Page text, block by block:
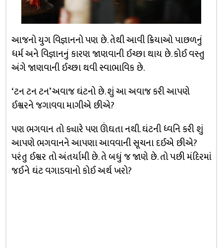
આજનો યુગ વિજ્ઞાનનો પણ છે. તેથી આવી ક્રિયાઓ પાછળનું
ધર્મ અને વિજ્ઞાનનું કારણ જાણવાની ઈચ્છા થાય છે. કોઈ વસ્તુ
અંગે જાણવાની ઈચ્છા થવી સ્વાભાવિક છે.
‘ટન ટન ટન’ અવાજ ઘંટનો છે. શું આ અવાજ કરી આપણે
ઈશ્વરને જગાવવા માગીએ છીએ?
પણ ભગવાન તો ક્યારે પણ ઊંઘતા નથી. ઘંટની ધ્વનિ કરી શું
આપણે ભગવાનને આપણા આવવાની સૂચના દઈએ છીએ?
પરંતુ ઈશ્વર તો અંતર્યામી છે. તે બધું જ જાણે છે. તો પછી મંદિરમાં
જઈને ઘંટ વગાડવાનો કોઈ અર્થ ખરો?